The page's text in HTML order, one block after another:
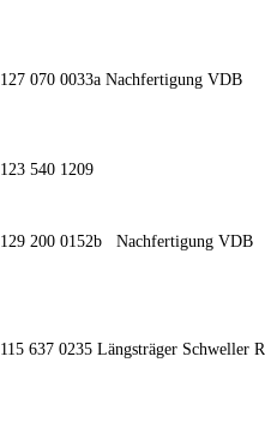
127 070 0033a Nachfertigung VDB
123 540 1209
129 200 0152b Nachfertigung VDB
115 637 0235 Längsträger Schweller